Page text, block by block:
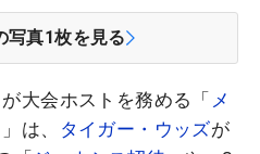
写真1枚を見る
が大会ホストを務める「 メ
」は、 タイガー・ウッズが